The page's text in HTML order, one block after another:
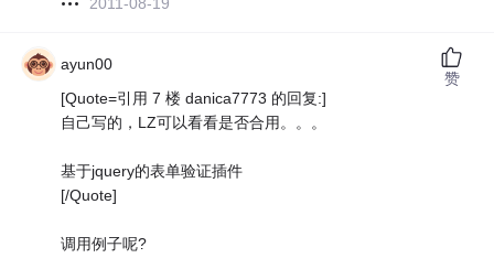
2011-08-19
ayun00
[Quote=引用 7 楼 danica7773 的回复:]
自己写的，LZ可以看看是否合用。。。
基于jquery的表单验证插件
[/Quote]
调用例子呢?
赞